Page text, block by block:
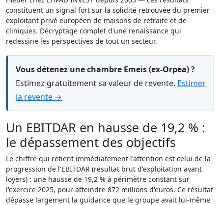
constituent un signal fort sur la solidité retrouvée du premier
exploitant privé européen de maisons de retraite et de
cliniques. Décryptage complet d'une renaissance qui
redessine les perspectives de tout un secteur.
Vous détenez une chambre Emeis (ex-Orpea) ?
Estimez gratuitement sa valeur de revente. Estimer
la revente →
Un EBITDAR en hausse de 19,2 % :
le dépassement des objectifs
Le chiffre qui retient immédiatement l'attention est celui de la
progression de l'EBITDAR (résultat brut d'exploitation avant
loyers) : une hausse de 19,2 % à périmètre constant sur
l'exercice 2025, pour atteindre 872 millions d'euros. Ce résultat
dépasse largement la guidance que le groupe avait lui-même